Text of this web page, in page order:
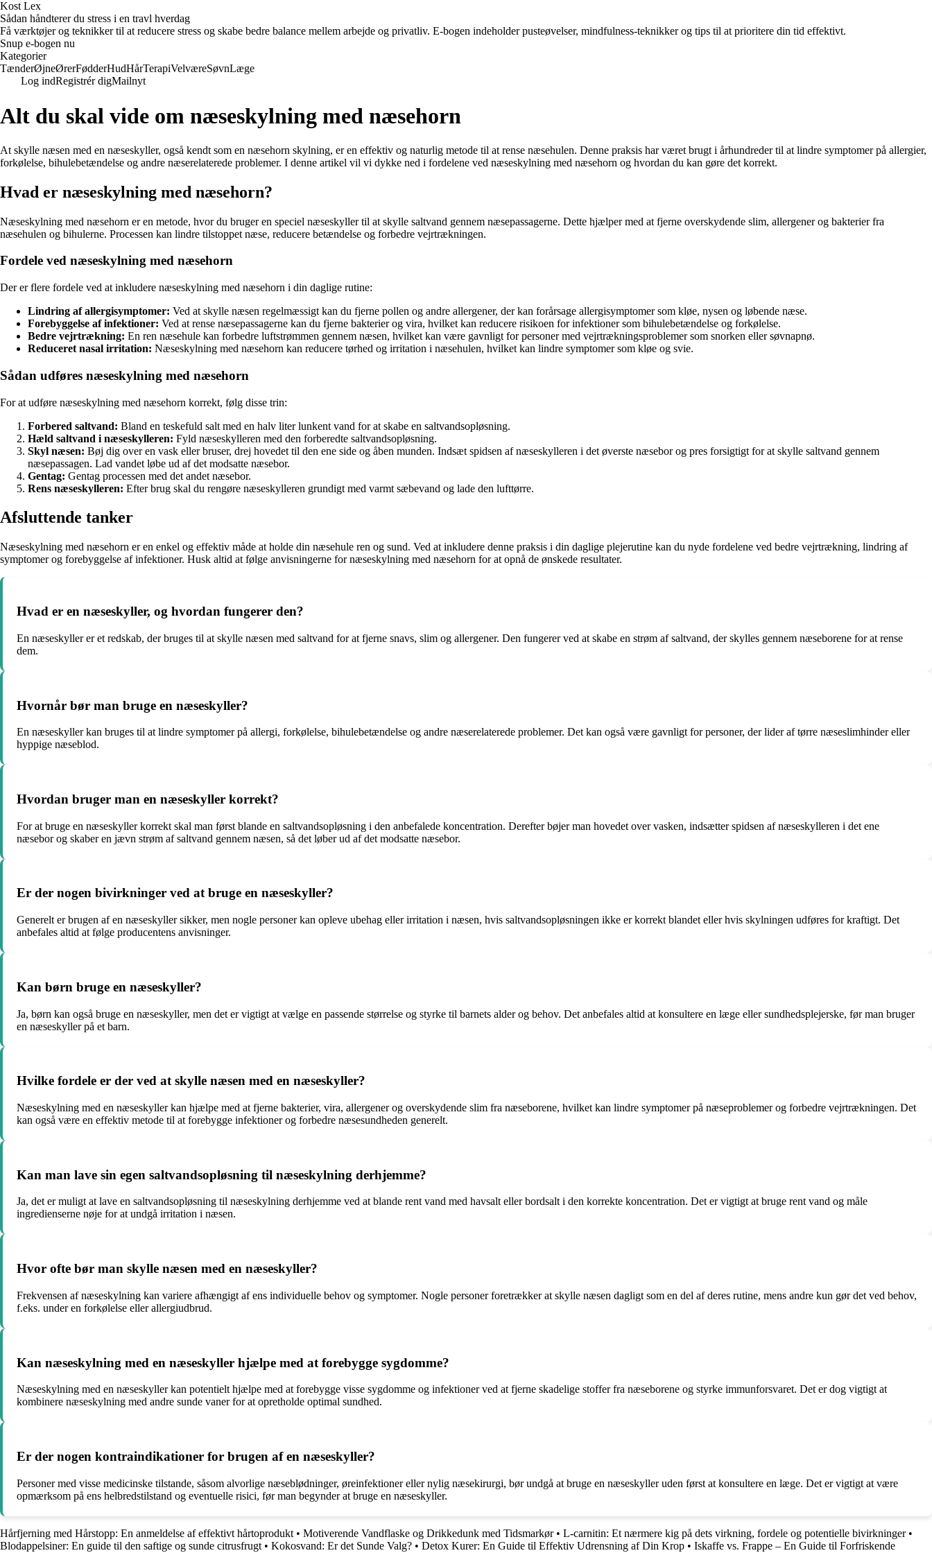
Kost Lex
Sådan håndterer du stress i en travl hverdag
Få værktøjer og teknikker til at reducere stress og skabe bedre balance mellem arbejde og privatliv. E-bogen indeholder pusteøvelser, mindfulness-teknikker og tips til at prioritere din tid effektivt.
Snup e-bogen nu
Kategorier
TænderØjneØrerFødderHudHårTerapiVelværeSøvnLæge
Log indRegistrér digMailnyt
Alt du skal vide om næseskylning med næsehorn
At skylle næsen med en næseskyller, også kendt som en næsehorn skylning, er en effektiv og naturlig metode til at rense næsehulen. Denne praksis har været brugt i århundreder til at lindre symptomer på allergier,
forkølelse, bihulebetændelse og andre næserelaterede problemer. I denne artikel vil vi dykke ned i fordelene ved næseskylning med næsehorn og hvordan du kan gøre det korrekt.
Hvad er næseskylning med næsehorn?
Næseskylning med næsehorn er en metode, hvor du bruger en speciel næseskyller til at skylle saltvand gennem næsepassagerne. Dette hjælper med at fjerne overskydende slim, allergener og bakterier fra
næsehulen og bihulerne. Processen kan lindre tilstoppet næse, reducere betændelse og forbedre vejrtrækningen.
Fordele ved næseskylning med næsehorn
Der er flere fordele ved at inkludere næseskylning med næsehorn i din daglige rutine:
Lindring af allergisymptomer: Ved at skylle næsen regelmæssigt kan du fjerne pollen og andre allergener, der kan forårsage allergisymptomer som kløe, nysen og løbende næse.
Forebyggelse af infektioner: Ved at rense næsepassagerne kan du fjerne bakterier og vira, hvilket kan reducere risikoen for infektioner som bihulebetændelse og forkølelse.
Bedre vejrtrækning: En ren næsehule kan forbedre luftstrømmen gennem næsen, hvilket kan være gavnligt for personer med vejrtrækningsproblemer som snorken eller søvnapnø.
Reduceret nasal irritation: Næseskylning med næsehorn kan reducere tørhed og irritation i næsehulen, hvilket kan lindre symptomer som kløe og svie.
Sådan udføres næseskylning med næsehorn
For at udføre næseskylning med næsehorn korrekt, følg disse trin:
Forbered saltvand: Bland en teskefuld salt med en halv liter lunkent vand for at skabe en saltvandsopløsning.
Hæld saltvand i næseskylleren: Fyld næseskylleren med den forberedte saltvandsopløsning.
Skyl næsen: Bøj dig over en vask eller bruser, drej hovedet til den ene side og åben munden. Indsæt spidsen af næseskylleren i det øverste næsebor og pres forsigtigt for at skylle saltvand gennem
næsepassagen. Lad vandet løbe ud af det modsatte næsebor.
Gentag: Gentag processen med det andet næsebor.
Rens næseskylleren: Efter brug skal du rengøre næseskylleren grundigt med varmt sæbevand og lade den lufttørre.
Afsluttende tanker
Næseskylning med næsehorn er en enkel og effektiv måde at holde din næsehule ren og sund. Ved at inkludere denne praksis i din daglige plejerutine kan du nyde fordelene ved bedre vejrtrækning, lindring af
symptomer og forebyggelse af infektioner. Husk altid at følge anvisningerne for næseskylning med næsehorn for at opnå de ønskede resultater.
Hvad er en næseskyller, og hvordan fungerer den?
En næseskyller er et redskab, der bruges til at skylle næsen med saltvand for at fjerne snavs, slim og allergener. Den fungerer ved at skabe en strøm af saltvand, der skylles gennem næseborene for at rense
dem.
Hvornår bør man bruge en næseskyller?
En næseskyller kan bruges til at lindre symptomer på allergi, forkølelse, bihulebetændelse og andre næserelaterede problemer. Det kan også være gavnligt for personer, der lider af tørre næseslimhinder eller
hyppige næseblod.
Hvordan bruger man en næseskyller korrekt?
For at bruge en næseskyller korrekt skal man først blande en saltvandsopløsning i den anbefalede koncentration. Derefter bøjer man hovedet over vasken, indsætter spidsen af næseskylleren i det ene
næsebor og skaber en jævn strøm af saltvand gennem næsen, så det løber ud af det modsatte næsebor.
Er der nogen bivirkninger ved at bruge en næseskyller?
Generelt er brugen af en næseskyller sikker, men nogle personer kan opleve ubehag eller irritation i næsen, hvis saltvandsopløsningen ikke er korrekt blandet eller hvis skylningen udføres for kraftigt. Det
anbefales altid at følge producentens anvisninger.
Kan børn bruge en næseskyller?
Ja, børn kan også bruge en næseskyller, men det er vigtigt at vælge en passende størrelse og styrke til barnets alder og behov. Det anbefales altid at konsultere en læge eller sundhedsplejerske, før man bruger
en næseskyller på et barn.
Hvilke fordele er der ved at skylle næsen med en næseskyller?
Næseskylning med en næseskyller kan hjælpe med at fjerne bakterier, vira, allergener og overskydende slim fra næseborene, hvilket kan lindre symptomer på næseproblemer og forbedre vejrtrækningen. Det
kan også være en effektiv metode til at forebygge infektioner og forbedre næsesundheden generelt.
Kan man lave sin egen saltvandsopløsning til næseskylning derhjemme?
Ja, det er muligt at lave en saltvandsopløsning til næseskylning derhjemme ved at blande rent vand med havsalt eller bordsalt i den korrekte koncentration. Det er vigtigt at bruge rent vand og måle
ingredienserne nøje for at undgå irritation i næsen.
Hvor ofte bør man skylle næsen med en næseskyller?
Frekvensen af næseskylning kan variere afhængigt af ens individuelle behov og symptomer. Nogle personer foretrækker at skylle næsen dagligt som en del af deres rutine, mens andre kun gør det ved behov,
f.eks. under en forkølelse eller allergiudbrud.
Kan næseskylning med en næseskyller hjælpe med at forebygge sygdomme?
Næseskylning med en næseskyller kan potentielt hjælpe med at forebygge visse sygdomme og infektioner ved at fjerne skadelige stoffer fra næseborene og styrke immunforsvaret. Det er dog vigtigt at
kombinere næseskylning med andre sunde vaner for at opretholde optimal sundhed.
Er der nogen kontraindikationer for brugen af en næseskyller?
Personer med visse medicinske tilstande, såsom alvorlige næseblødninger, øreinfektioner eller nylig næsekirurgi, bør undgå at bruge en næseskyller uden først at konsultere en læge. Det er vigtigt at være
opmærksom på ens helbredstilstand og eventuelle risici, før man begynder at bruge en næseskyller.
Hårfjerning med Hårstopp: En anmeldelse af effektivt hårtoprodukt • Motiverende Vandflaske og Drikkedunk med Tidsmarkør• L-carnitin: Et nærmere kig på dets virkning, fordele og potentielle bivirkninger•
Blodappelsiner: En guide til den saftige og sunde citrusfrugt • Kokosvand: Er det Sunde Valg? • Detox Kurer: En Guide til Effektiv Udrensning af Din Krop • Iskaffe vs. Frappe – En Guide til Forfriskende